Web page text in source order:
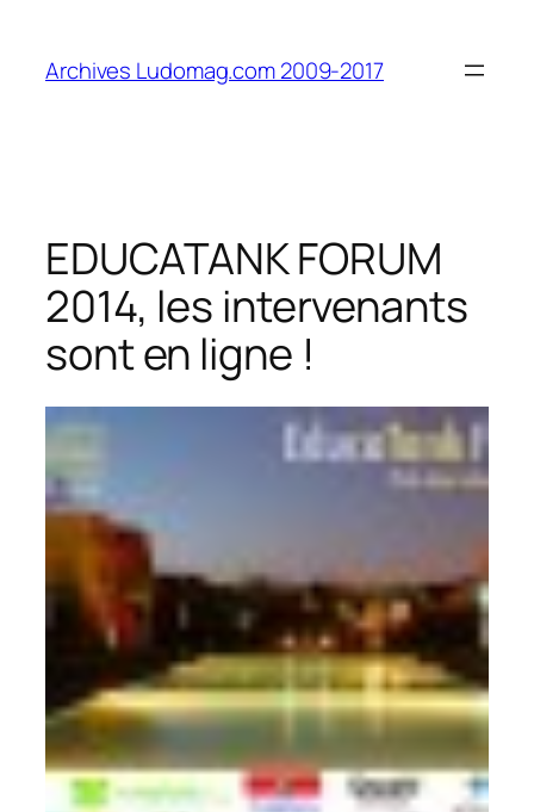
contenu
Archives Ludomag.com 2009-2017
EDUCATANK FORUM
2014, les intervenants
sont en ligne !